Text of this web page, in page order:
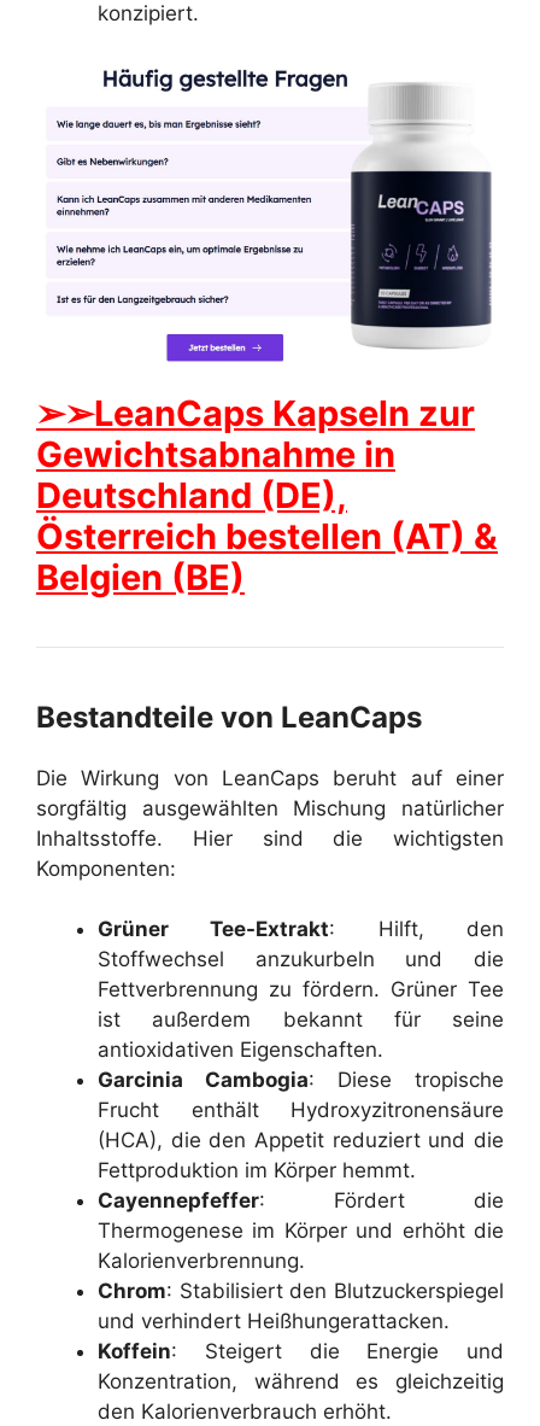
konzipiert.
➢➢LeanCaps Kapseln zur
Gewichtsabnahme in
Deutschland (DE),
Österreich bestellen (AT) &
Belgien (BE)
Bestandteile von LeanCaps
Die Wirkung von LeanCaps beruht auf einer
sorgfältig ausgewählten Mischung natürlicher
Inhaltsstoffe. Hier sind die wichtigsten
Komponenten:
Grüner Tee-Extrakt: Hilft, den
Stoffwechsel anzukurbeln und die
Fettverbrennung zu fördern. Grüner Tee
ist außerdem bekannt für seine
antioxidativen Eigenschaften.
Garcinia Cambogia: Diese tropische
Frucht enthält Hydroxyzitronensäure
(HCA), die den Appetit reduziert und die
Fettproduktion im Körper hemmt.
Cayennepfeffer: Fördert die
Thermogenese im Körper und erhöht die
Kalorienverbrennung.
Chrom: Stabilisiert den Blutzuckerspiegel
und verhindert Heißhungerattacken.
Koffein: Steigert die Energie und
Konzentration, während es gleichzeitig
den Kalorienverbrauch erhöht.